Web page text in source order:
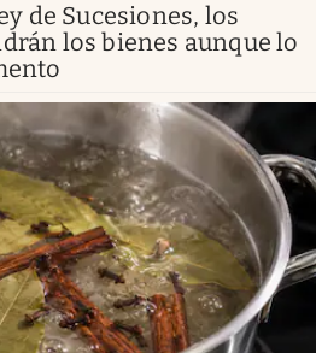
de Sucesiones, los
los bienes aunque lo